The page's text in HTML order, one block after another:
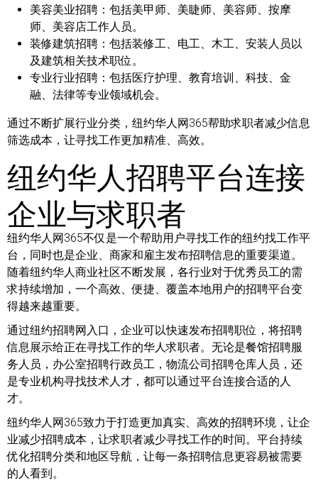
美容美业招聘： 包括美甲师、美睫师、美容师、按摩
师、美容店工作人员。
装修建筑招聘： 包括装修工、电工、木工、安装人员以
及建筑相关技术职位。
专业行业招聘： 包括医疗护理、教育培训、科技、金
融、法律等专业领域机会。
通过不断扩展行业分类，纽约华人网365帮助求职者减少信息
筛选成本，让寻找工作更加精准、高效。
纽约华人招聘平台连接
企业与求职者
纽约华人网365不仅是一个帮助用户寻找工作的纽约找工作平
台，同时也是企业、商家和雇主发布招聘信息的重要渠道。
随着纽约华人商业社区不断发展，各行业对于优秀员工的需
求持续增加，一个高效、便捷、覆盖本地用户的招聘平台变
得越来越重要。
通过纽约招聘网入口，企业可以快速发布招聘职位，将招聘
信息展示给正在寻找工作的华人求职者。无论是餐馆招聘服
务人员，办公室招聘行政员工，物流公司招聘仓库人员，还
是专业机构寻找技术人才，都可以通过平台连接合适的人
才。
纽约华人网365致力于打造更加真实、高效的招聘环境，让企
业减少招聘成本，让求职者减少寻找工作的时间。平台持续
优化招聘分类和地区导航，让每一条招聘信息更容易被需要
的人看到。